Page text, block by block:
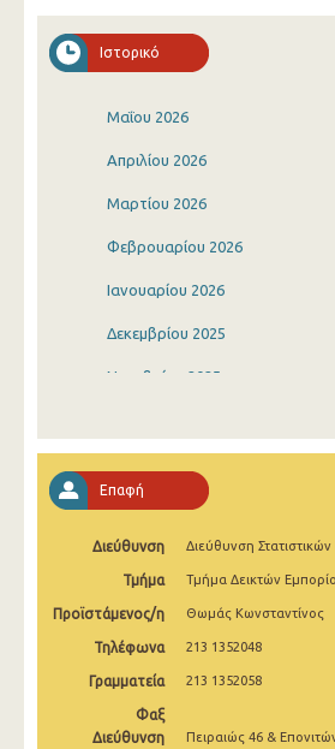
Ιστορικό
Μαΐου 2026
Απριλίου 2026
Μαρτίου 2026
Φεβρουαρίου 2026
Ιανουαρίου 2026
Δεκεμβρίου 2025
Νοεμβρίου 2025
Αυγούστου 2025
Ιουλίου 2025
Ιουνίου 2025
Μαΐου 2025
Απριλίου 2025
Μαρτίου 2025
Επαφή
Διεύθυνση Διεύθυνση
Τμήμα Τμήμα Δεικτών
Προϊστάμενος/η Θωμάς Κωνσταντίνος
Τηλέφωνα 213 1352048
Γραμματεία 213 1352058
Φαξ
Διεύθυνση
Πειραιώς 46 &